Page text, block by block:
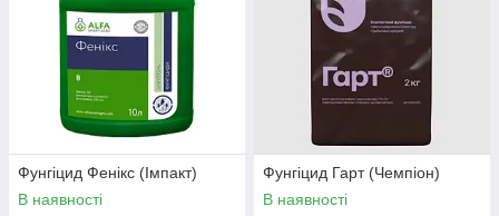
Фунгіцид Фенікс (Імпакт)
В наявності
Фунгіцид Гарт (Чемпіон)
В наявності